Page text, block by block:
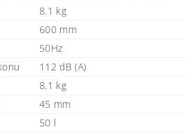
8.1 kg
600 mm
50Hz
112 dB (A)
8,1 kg
45 mm
50 l